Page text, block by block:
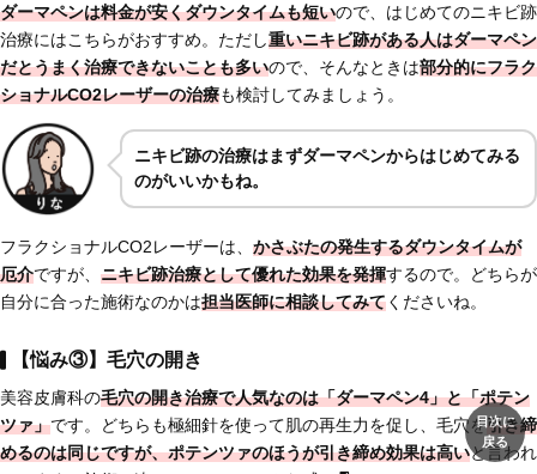
ダーマペンは料金が安くダウンタイムも短いので、はじめてのニキビ跡
治療にはこちらがおすすめ。ただし重いニキビ跡がある人はダーマペン
だとうまく治療できないことも多いので、そんなときは部分的にフラク
ショナルCO2レーザーの治療も検討してみましょう。
ニキビ跡の治療はまずダーマペンからはじめてみる
のがいいかもね。
フラクショナルCO2レーザーは、 かさぶたの発生するダウンタイムが
厄介ですが、 ニキビ跡治療として優れた効果を発揮するので。どちらが
自分に合った施術なのかは担当医師に相談してみてくださいね。
【悩み③】毛穴の開き
美容皮膚科の毛穴の開き治療で人気なのは「ダーマペン4」と「ポテン
ツァ」です。どちらも極細針を使って肌の再生力を促し、毛穴を引き締
めるのは同じですが、ポテンツァのほうが引き締め効果は高いと言われ
目次に
戻る